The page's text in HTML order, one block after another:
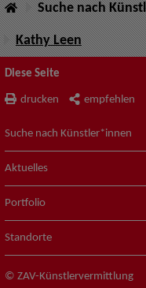
Suche nach
Kathy Leen
Diese Seite
drucken empfehlen
Suche nach Künstler*innen
Aktuelles
Portfolio
Standorte
© ZAV-Künstlervermittlung